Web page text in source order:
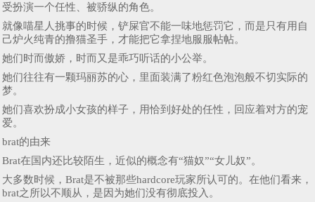
受扮演一个任性、被骄纵的角色。
就像喵星人挑事的时候，铲屎官不能一味地惩罚它，而是只有用自
己炉火纯青的撸猫圣手，才能把它拿捏地服服帖帖。
她们时而傲娇，时而又是乖巧听话的小公举。
她们往往有一颗玛丽苏的心，里面装满了粉红色泡泡般不切实际的
梦。
她们喜欢扮成小女孩的样子，用恰到好处的任性，回应着对方的宠
爱。
brat的由来
Brat在国内还比较陌生，近似的概念有“猫奴”“女儿奴”。
大多数时候，Brat是不被那些hardcore玩家所认可的。在他们看来，
brat之所以不顺从，是因为她们没有彻底投入。